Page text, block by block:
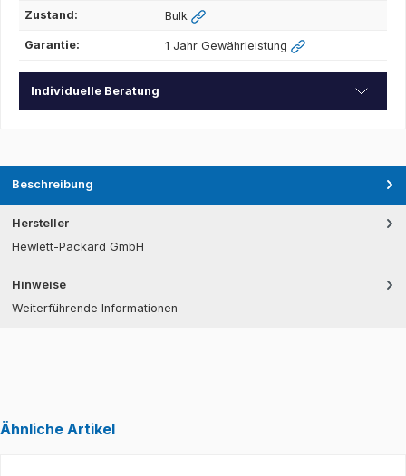
Zustand: Bulk
Garantie: 1 Jahr Gewährleistung
Individuelle Beratung
Beschreibung
Hersteller
Hewlett-Packard GmbH
Hinweise
Weiterführende Informationen
Ähnliche Artikel